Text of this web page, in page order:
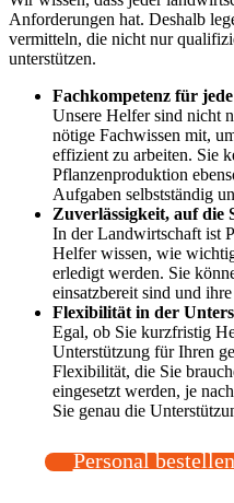
Anforderungen hat. Deshalb
vermitteln, die nicht nur
unterstützen.
Fachkompetenz für
Unsere Helfer sind nicht
nötige Fachwissen mit,
effizient zu arbeiten. Sie
Pflanzenproduktion
Aufgaben selbstständig
Zuverlässigkeit, auf die
In der Landwirtschaft ist
Helfer wissen, wie
erledigt werden. Sie
einsatzbereit sind und
Flexibilität in der
Egal, ob Sie kurzfristig
Unterstützung für Ihren
Flexibilität, die Sie
eingesetzt werden, je
Sie genau die
Personal bestellen